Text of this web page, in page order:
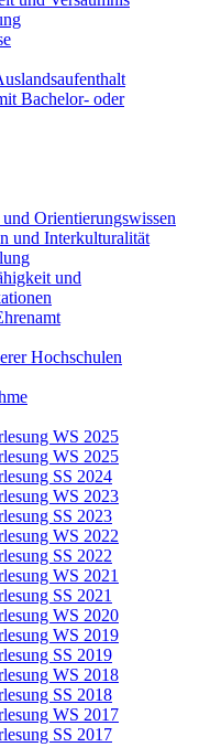
Bachelor- oder
Orientierungswissen
und Interkulturalität
und
Hochschulen
WS 2025
WS 2025
SS 2024
WS 2023
SS 2023
WS 2022
SS 2022
WS 2021
SS 2021
WS 2020
WS 2019
SS 2019
WS 2018
SS 2018
WS 2017
SS 2017